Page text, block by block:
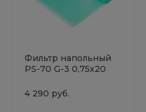
Фильтр напольный
РS-70 G-3 0,75х20
4 290 руб.